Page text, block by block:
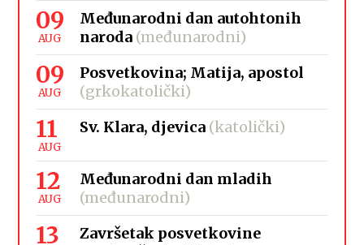
09
AUG
Međunarodni dan autohtonih
naroda (međunarodni)
09
AUG
Posvetkovina; Matija, apostol
(grkokatolički)
11
AUG
Sv. Klara, djevica (katolički)
12
AUG
Međunarodni dan mladih
(međunarodni)
13
Završetak posvetkovine